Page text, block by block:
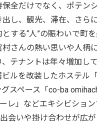
全だけでなく、ポテン
出し、観光、滞在、さら
する“人”の賑わいで町
村さんの熱い思いや人柄
、テナントは年々増加し
ルを改装したホステル
スペース「co-ba
レ」などエキシビション
会いや掛け合わせが広